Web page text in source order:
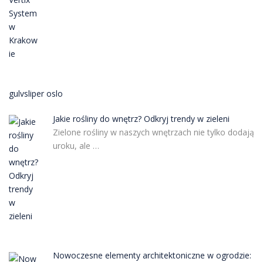
gulvsliper oslo
Jakie rośliny do wnętrz? Odkryj trendy w zieleni
Zielone rośliny w naszych wnętrzach nie tylko dodają
uroku, ale …
Nowoczesne elementy architektoniczne w ogrodzie: